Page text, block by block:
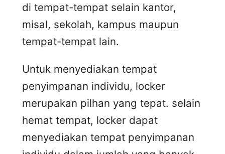
di tempat-tempat selain kantor,
misal, sekolah, kampus maupun
tempat-tempat lain.
Untuk menyediakan tempat
penyimpanan individu, locker
merupakan pilhan yang tepat. selain
hemat tempat, locker dapat
menyediakan tempat penyimpanan